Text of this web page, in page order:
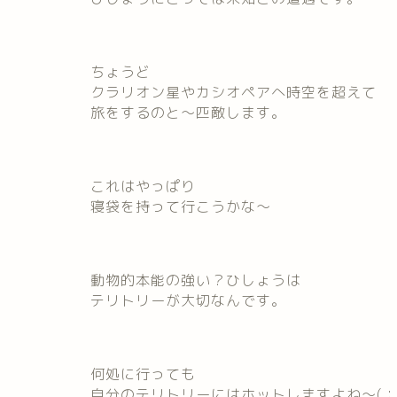
ちょうど
クラリオン星やカシオペアへ時空を超えて
旅をするのと～匹敵します。
これはやっぱり
寝袋を持って行こうかな～
動物的本能の強い？ひしょうは
テリトリーが大切なんです。
何処に行っても